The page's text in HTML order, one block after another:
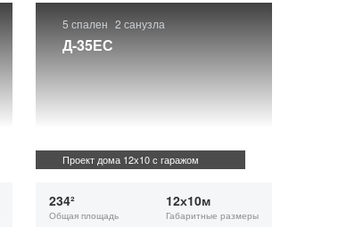
5 спален 2 санузла
Д-35ЕС
Проект дома 12х10 с гаражом
234²
Общая площадь
12х10м
Габаритные размеры